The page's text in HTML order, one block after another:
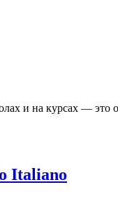
и на курсах — это
Italiano